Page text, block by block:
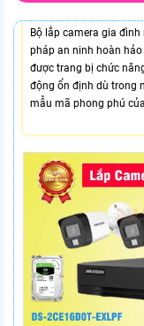
Bộ lắp camera gia
pháp an ninh hoàn
được trang bị chức
động ổn định dù trong
mẫu mã phong phú